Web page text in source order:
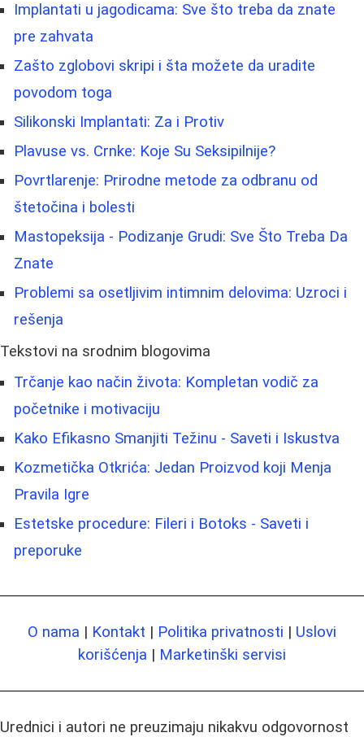
Implantati u jagodicama: Sve što treba da znate
pre zahvata
Zašto zglobovi skripi i šta možete da uradite
povodom toga
Silikonski Implantati: Za i Protiv
Plavuse vs. Crnke: Koje Su Seksipilnije?
Povrtlarenje: Prirodne metode za odbranu od
štetočina i bolesti
Mastopeksija - Podizanje Grudi: Sve Što Treba Da
Znate
Problemi sa osetljivim intimnim delovima: Uzroci i
rešenja
Tekstovi na srodnim blogovima
Trčanje kao način života: Kompletan vodič za
početnike i motivaciju
Kako Efikasno Smanjiti Težinu - Saveti i Iskustva
Kozmetička Otkrića: Jedan Proizvod koji Menja
Pravila Igre
Estetske procedure: Fileri i Botoks - Saveti i
preporuke
O nama | Kontakt | Politika privatnosti | Uslovi
korišćenja | Marketinški servisi
Urednici i autori ne preuzimaju nikakvu odgovornost